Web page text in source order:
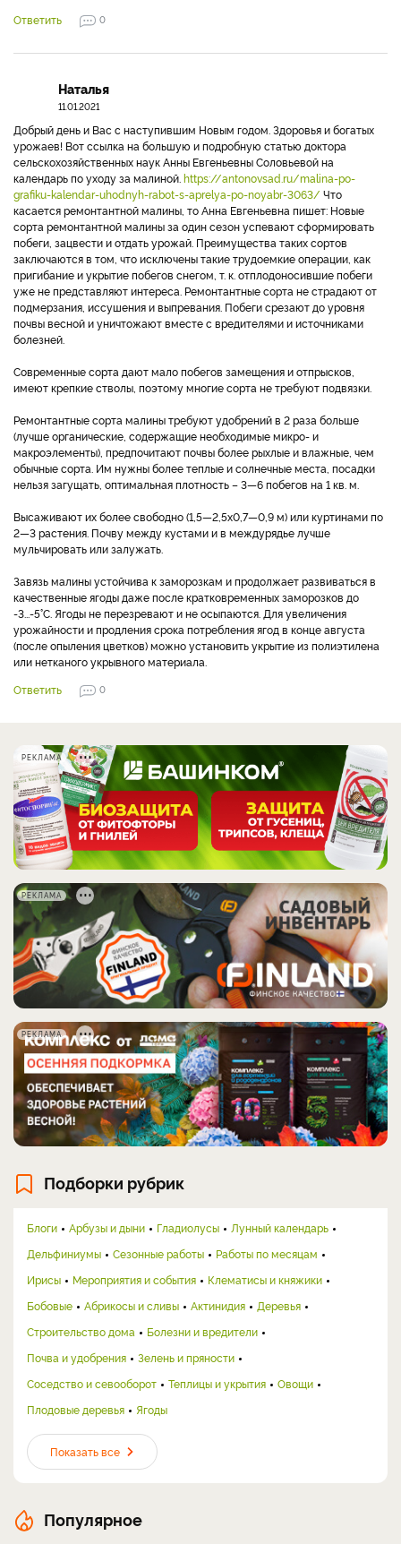
Ответить
0
Наталья
11.01.2021
Добрый день и Вас с наступившим Новым годом. Здоровья и богатых
урожаев! Вот ссылка на большую и подробную статью доктора
сельскохозяйственных наук Анны Евгеньевны Соловьевой на
календарь по уходу за малиной. https://antonovsad.ru/malina-po-
grafiku-kalendar-uhodnyh-rabot-s-aprelya-po-noyabr-3063/ Что
касается ремонтантной малины, то Анна Евгеньевна пишет: Новые
сорта ремонтантной малины за один сезон успевают сформировать
побеги, зацвести и отдать урожай. Преимущества таких сортов
заключаются в том, что исключены такие трудоемкие операции, как
пригибание и укрытие побегов снегом, т. к. отплодоносившие побеги
уже не представляют интереса. Ремонтантные сорта не страдают от
подмерзания, иссушения и выпревания. Побеги срезают до уровня
почвы весной и уничтожают вместе с вредителями и источниками
болезней.
Современные сорта дают мало побегов замещения и отпрысков,
имеют крепкие стволы, поэтому многие сорта не требуют подвязки.
Ремонтантные сорта малины требуют удобрений в 2 раза больше
(лучше органические, содержащие необходимые микро- и
макроэлементы), предпочитают почвы более рыхлые и влажные, чем
обычные сорта. Им нужны более теплые и солнечные места, посадки
нельзя загущать, оптимальная плотность – 3—6 побегов на 1 кв. м.
Высаживают их более свободно (1,5—2,5х0,7—0,9 м) или куртинами по
2—3 растения. Почву между кустами и в междурядье лучше
мульчировать или залужать.
Завязь малины устойчива к заморозкам и продолжает развиваться в
качественные ягоды даже после кратковременных заморозков до
-3...-5°С. Ягоды не перезревают и не осыпаются. Для увеличения
урожайности и продления срока потребления ягод в конце августа
(после опыления цветков) можно установить укрытие из полиэтилена
или нетканого укрывного материала.
Ответить
0
РЕКЛАМА
РЕКЛАМА
РЕКЛАМА
Подборки рубрик
Блоги Арбузы и дыни Гладиолусы
Лунный календарь
Дельфиниумы
Сезонные работы
Работы по месяцам
Ирисы
Мероприятия и события
Клематисы и княжики
Бобовые
Абрикосы и сливы Актинидия
Деревья
Строительство дома
Болезни и вредители
Почва и удобрения
Зелень и пряности
Соседство и севооборот
Теплицы и укрытия
Овощи
Плодовые деревья
Ягоды
Показать все
Популярное